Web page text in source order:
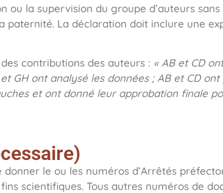
ou la supervision du groupe d’auteurs
La déclaration doit inclure une
contributions des auteurs : « AB et CD
GH ont analysé les données ; AB et CD
et ont donné leur approbation finale
le ou les numéros d’Arrêtés
scientifiques. Tous autres numéros de